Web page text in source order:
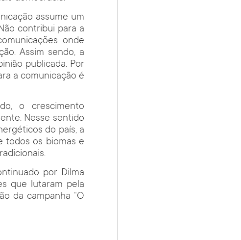
assume um
contribui para a
onde
Assim sendo, a
publicada. Por
a comunicação é
o crescimento
Nesse sentido
do país, a
todos os biomas e
por Dilma
que lutaram pela
da campanha “O